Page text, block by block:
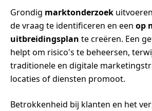
Grondig marktonderzoek
de vraag te identificeren en een op
uitbreidingsplan te creëren. Een
helpt om risico's te beheersen,
traditionele en digitale
locaties of diensten promoot.
Betrokkenheid bij klanten en het